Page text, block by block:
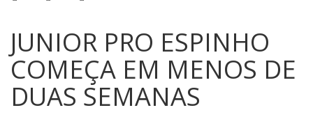
JUNIOR PRO ESPINHO
COMEÇA EM MENOS DE
DUAS SEMANAS